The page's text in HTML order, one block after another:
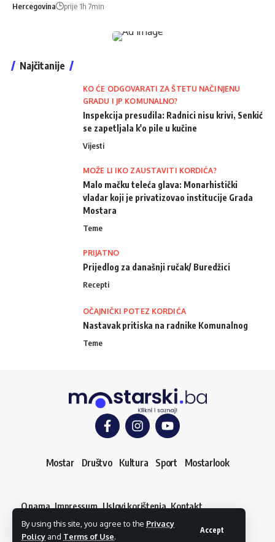
By using this site, you agree to the Privacy
Policy and Terms of Use.
Accept
Hercegovina prije 1h 7min
Najčitanije
KO ĆE ODGOVARATI ZA ŠTETU NAČINJENU
GRADU I JP KOMUNALNO?
Inspekcija presudila: Radnici nisu krivi, Senkić
se zapetljala k'o pile u kučine
Vijesti
MOŽE LI IKO ZAUSTAVITI KORDIĆA?
Malo mačku teleća glava: Monarhistički
vladar koji je privatizovao institucije Grada
Mostara
Teme
PRIJATNO
Prijedlog za današnji ručak/ Buredžici
Recepti
OČAJNIČKI POTEZ KORDIĆA
Nastavak pritiska na radnike Komunalnog
Teme
Mostar Društvo Kultura Sport Mostarlook
O nama Impressum Uslovi korištenja Kontakt
Dojavi vijest
© mostarski.ba. Sva prava pridržana